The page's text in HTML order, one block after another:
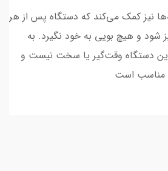
نیز کمک می‌کند که دستگاه پس از هر
شود و هیچ بویی به خود نگیرد. به
این دستگاه وقت‌گیر یا سخت نیست و
مناسب است